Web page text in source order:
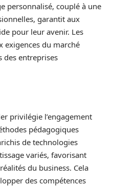
personnalisé, couplé à une
garantit aux
pour leur avenir. Les
exigences du marché
des entreprises
privilégie l’engagement
pédagogiques
de technologies
variés, favorisant
du business. Cela
des compétences